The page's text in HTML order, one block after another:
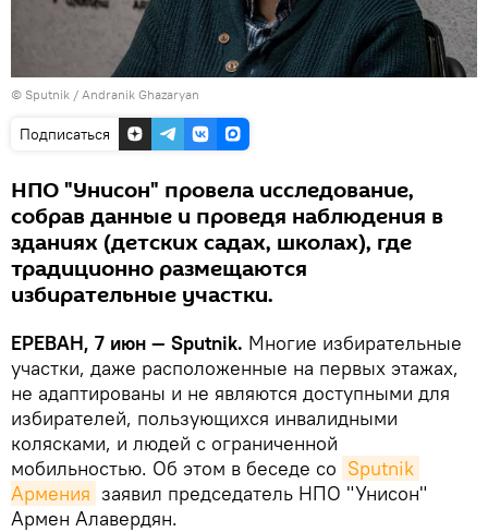
© Sputnik / Andranik Ghazaryan
Подписаться
НПО "Унисон" провела исследование,
собрав данные и проведя наблюдения в
зданиях (детских садах, школах), где
традиционно размещаются
избирательные участки.
ЕРЕВАН, 7 июн — Sputnik. Многие избирательные
участки, даже расположенные на первых этажах,
не адаптированы и не являются доступными для
избирателей, пользующихся инвалидными
колясками, и людей с ограниченной
мобильностью. Об этом в беседе со Sputnik
Армения заявил председатель НПО "Унисон"
Армен Алавердян.